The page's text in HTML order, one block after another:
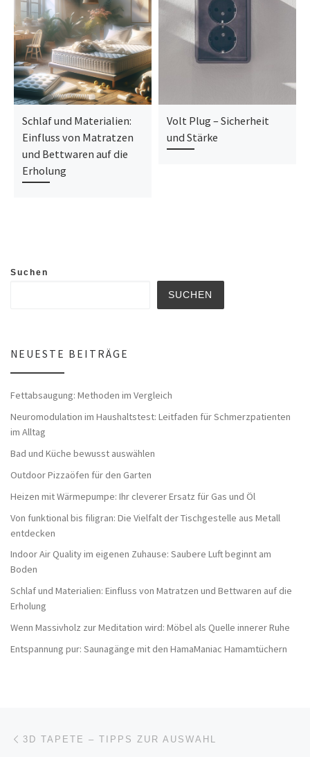
Schlaf und Materialien:
Einfluss von Matratzen
und Bettwaren auf die
Erholung
Volt Plug – Sicherheit
und Stärke
Suchen
SUCHEN
NEUESTE BEITRÄGE
Fettabsaugung: Methoden im Vergleich
Neuromodulation im Haushaltstest: Leitfaden für Schmerzpatienten
im Alltag
Bad und Küche bewusst auswählen
Outdoor Pizzaöfen für den Garten
Heizen mit Wärmepumpe: Ihr cleverer Ersatz für Gas und Öl
Von funktional bis filigran: Die Vielfalt der Tischgestelle aus Metall
entdecken
Indoor Air Quality im eigenen Zuhause: Saubere Luft beginnt am
Boden
Schlaf und Materialien: Einfluss von Matratzen und Bettwaren auf die
Erholung
Wenn Massivholz zur Meditation wird: Möbel als Quelle innerer Ruhe
Entspannung pur: Saunagänge mit den HamaManiac Hamamtüchern
Beitragsnavigation
3D TAPETE – TIPPS ZUR AUSWAHL